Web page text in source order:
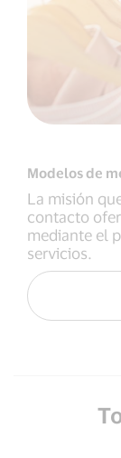
Modelos de
La misión
contacto
mediante el
servicios.